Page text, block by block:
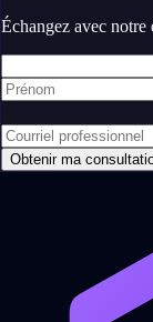
Échangez avec notre
Obtenir ma